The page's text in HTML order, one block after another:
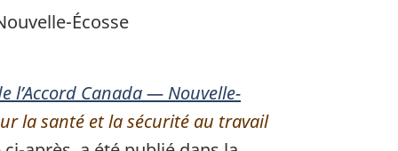
Écosse
l’Accord Canada — Nouvelle-
la santé et la sécurité au travail